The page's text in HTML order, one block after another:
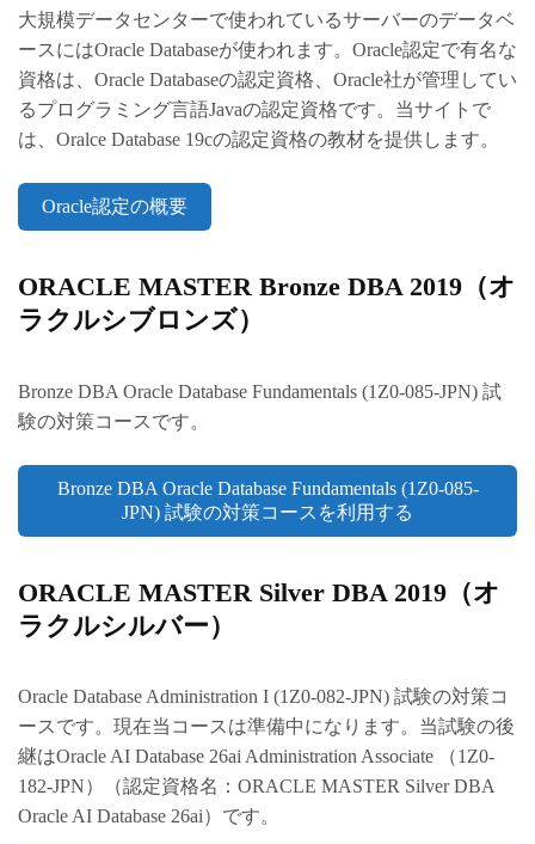
大規模データセンターで使われているサーバーのデータベ
ースにはOracle Databaseが使われます。Oracle認定で有名な
資格は、Oracle Databaseの認定資格、Oracle社が管理してい
るプログラミング言語Javaの認定資格です。当サイトで
は、Oralce Database 19cの認定資格の教材を提供します。
Oracle認定の概要
ORACLE MASTER Bronze DBA 2019（オ
ラクルシブロンズ）
Bronze DBA Oracle Database Fundamentals (1Z0-085-JPN) 試
験の対策コースです。
Bronze DBA Oracle Database Fundamentals (1Z0-085-
JPN) 試験の対策コースを利用する
ORACLE MASTER Silver DBA 2019（オ
ラクルシルバー）
Oracle Database Administration I (1Z0-082-JPN) 試験の対策コ
ースです。現在当コースは準備中になります。当試験の後
継はOracle AI Database 26ai Administration Associate （1Z0-
182-JPN）（認定資格名：ORACLE MASTER Silver DBA
Oracle AI Database 26ai）です。